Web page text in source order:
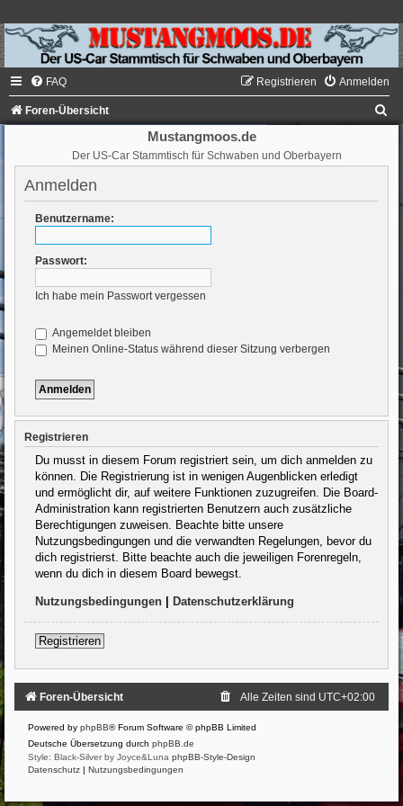
FAQ Anmelden
Registrieren
Foren-Übersicht
Mustangmoos.de
Der US-Car Stammtisch für Schwaben und Oberbayern
Anmelden
Benutzername:
Passwort:
Ich habe mein Passwort vergessen
Angemeldet bleiben
Meinen Online-Status während dieser Sitzung verbergen
Registrieren
Du musst in diesem Forum registriert sein, um dich anmelden zu
können. Die Registrierung ist in wenigen Augenblicken erledigt
und ermöglicht dir, auf weitere Funktionen zuzugreifen. Die Board-
Administration kann registrierten Benutzern auch zusätzliche
Berechtigungen zuweisen. Beachte bitte unsere
Nutzungsbedingungen und die verwandten Regelungen, bevor du
dich registrierst. Bitte beachte auch die jeweiligen Forenregeln,
wenn du dich in diesem Board bewegst.
Nutzungsbedingungen Datenschutzerklärung
Registrieren
Foren-Übersicht Alle Zeiten sind UTC+02:00
Powered by phpBB® Forum Software © phpBB Limited
Deutsche Übersetzung durch phpBB.de
Style: Black-Silver by Joyce&Luna phpBB-Style-Design
Datenschutz
Nutzungsbedingungen